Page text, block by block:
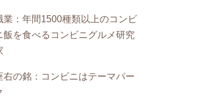
業：年間1500種類以上のコンビ
飯を食べるコンビニグルメ研究
右の銘：コンビニはテーマパー